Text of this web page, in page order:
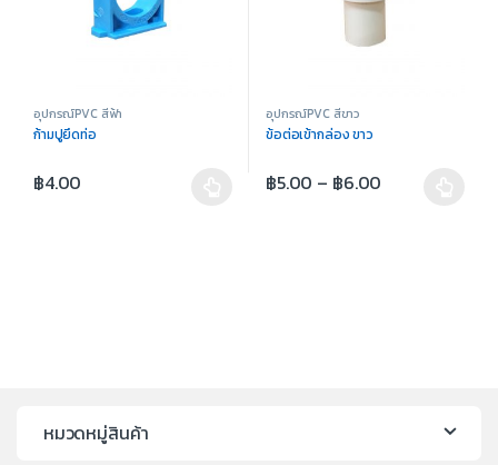
อุปกรณ์PVC สีฟ้า
ก้ามปูยึดท่อ
฿4.00
อุปกรณ์PVC สีขาว
ข้อต่อเข้ากล่อง ขาว
฿5.00 – ฿6.00
หมวดหมู่สินค้า